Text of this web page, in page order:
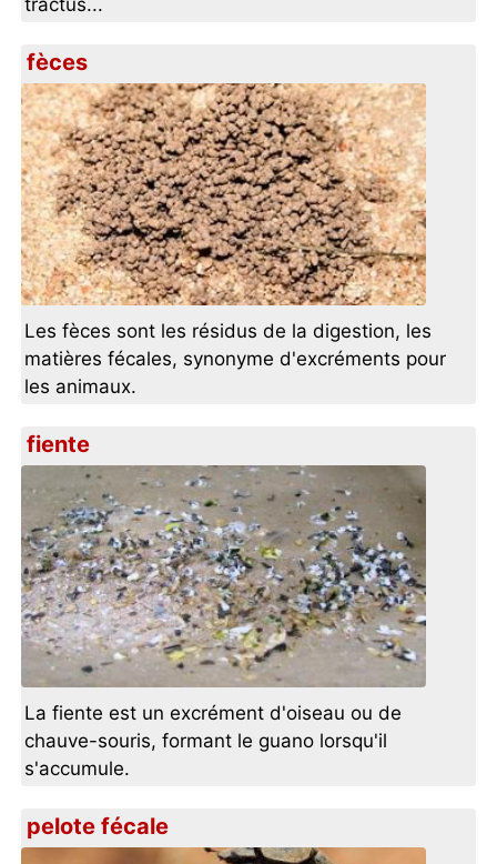
tractus...
fèces
Les fèces sont les résidus de la digestion, les
matières fécales, synonyme d'excréments pour
les animaux.
fiente
La fiente est un excrément d'oiseau ou de
chauve-souris, formant le guano lorsqu'il
s'accumule.
pelote fécale